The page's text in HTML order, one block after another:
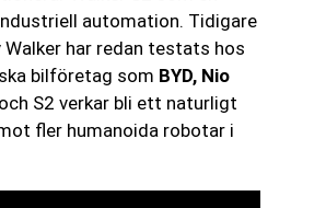
automation. Tidigare
Walker har redan testats hos
bilföretag som BYD, Nio
S2 verkar bli ett naturligt
fler humanoida robotar i